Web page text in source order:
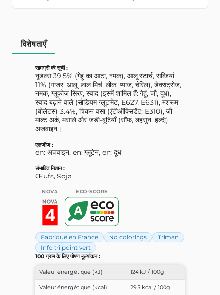
विशेषताएँ
सामग्री की सूची :
नूडल्स 39.5% (गेहूं का आटा, नमक), आलू स्टार्च, सब्जियां
11% (गाजर, आलू, लाल मिर्च, लीक, प्याज, चेरिल), डेक्सट्रोज,
नमक, ग्लूकोज सिरप, स्वाद (इसमें शामिल हैं: गेहूं, जौ, दूध),
स्वाद बढ़ाने वाले (सोडियम ग्लूटामेट, E627, E631), मशरूम
(बोलेटस) 3.4%, चिकन वसा (एंटीऑक्सिडेंट: E310), जौ
माल्ट अर्क, मसाले और जड़ी-बूटियाँ (सौंफ़, लहसुन, हल्दी),
अजवाइन।
एलर्जीज :
en: अजवाइन, en: ग्लूटेन, en: दूध
संभावित निशान :
Œufs, Soja
NOVA ECO-SCORE
Fabriqué en France No colorings
Triman
Info tri point vert
100 ग्राम के लिए पोषण मूल्यांकन :
Valeur énergétique (kJ) 124 kJ / 100g
Valeur énergétique (kcal) 29.5 kcal / 100g